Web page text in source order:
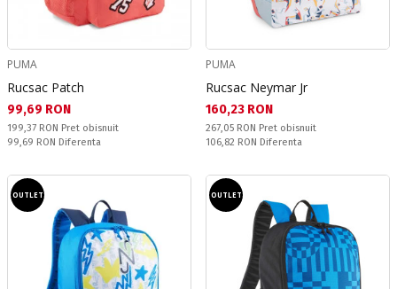
PUMA
Rucsac Patch
Текуща цена:
99,69 RON
Pret obisnuit:
199,37 RON Pret obisnuit
Спестявате:
99,69 RON Diferenta
PUMA
Rucsac Neymar Jr
Текуща цена:
160,23 RON
Pret obisnuit:
267,05 RON Pret obisnuit
Спестявате:
106,82 RON Diferenta
OUTLET OUTLET